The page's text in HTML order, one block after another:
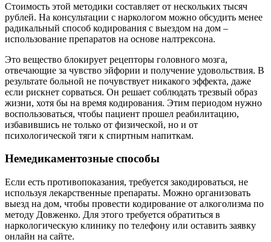
Стоимость этой методики составляет от нескольких тысяч
рублей. На консультации с наркологом можно обсудить менее
радикальный способ кодирования с выездом на дом –
использование препаратов на основе налтрексона.
Это вещество блокирует рецепторы головного мозга,
отвечающие за чувство эйфории и получение удовольствия. В
результате больной не почувствует никакого эффекта, даже
если рискнет сорваться. Он решает соблюдать трезвый образ
жизни, хотя бы на время кодирования. Этим периодом нужно
воспользоваться, чтобы пациент прошел реабилитацию,
избавившись не только от физической, но и от
психологической тяги к спиртным напиткам.
Немедикаментозные способы
Если есть противопоказания, требуется закодироваться, не
используя лекарственные препараты. Можно организовать
выезд на дом, чтобы провести кодирование от алкоголизма по
методу Довженко. Для этого требуется обратиться в
наркологическую клинику по телефону или оставить заявку
онлайн на сайте.